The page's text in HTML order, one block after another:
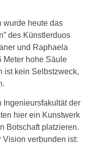
wurde heute das
des Künstlerduos
und Raphaela
Meter hohe Säule
ist kein Selbstzweck,
Ingenieursfakultät der
hier ein Kunstwerk
Botschaft platzieren.
Vision verbunden ist: